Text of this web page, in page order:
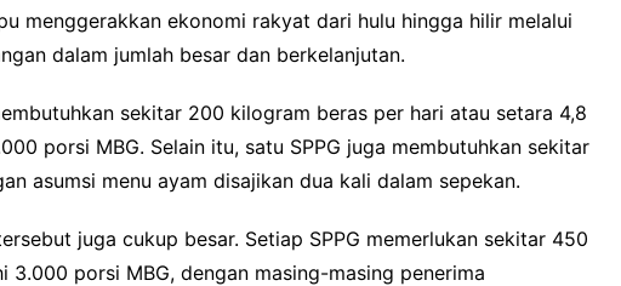
menggerakkan ekonomi rakyat dari hulu hingga hilir melalui
dalam jumlah besar dan berkelanjutan.
sekitar 200 kilogram beras per hari atau setara 4,8
porsi MBG. Selain itu, satu SPPG juga membutuhkan sekitar
asumsi menu ayam disajikan dua kali dalam sepekan.
juga cukup besar. Setiap SPPG memerlukan sekitar 450
3.000 porsi MBG, dengan masing-masing penerima